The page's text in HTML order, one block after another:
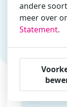
Is de
Ja
Cursisten
Voeg
Voornaam
andere
meer over
Statement.